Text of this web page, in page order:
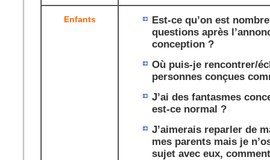
Enfants
Est-ce qu’on est
questions après
conception ?
Où puis-je rencontrer/
personnes conçues
J’ai des fantasmes
est-ce normal ?
J’aimerais reparler de
mes parents mais je
sujet avec eux,